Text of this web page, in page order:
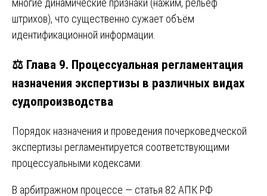
многие динамические признаки (нажим, рельеф
штрихов), что существенно сужает объём
идентификационной информации.
⚖️ Глава 9. Процессуальная регламентация
назначения экспертизы в различных видах
судопроизводства
Порядок назначения и проведения почерковедческой
экспертизы регламентируется соответствующими
процессуальными кодексами:
В арбитражном процессе — статья 82 АПК РФ